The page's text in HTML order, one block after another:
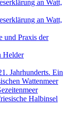
an Watt,
an Watt,
und Praxis der
Helder
Jahrhunderts. Ein
Wattenmeer
Halbinsel